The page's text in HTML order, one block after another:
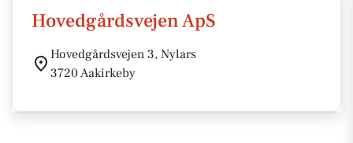
Hovedgårdsvejen ApS
Hovedgårdsvejen 3, Nylars
3720 Aakirkeby